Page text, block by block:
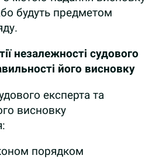
будуть предметом
незалежності судового
його висновку
експерта та
висновку
порядком